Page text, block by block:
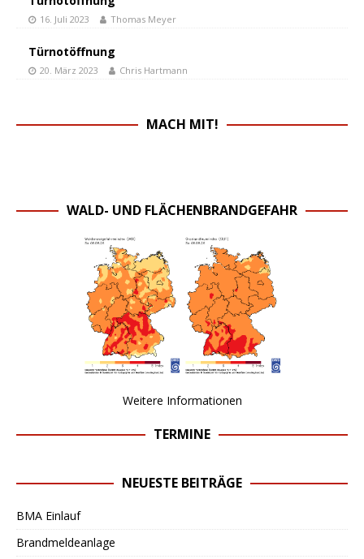
16. Juli 2023 Thomas Meyer
Türnotöffnung
20. März 2023 Chris Hartmann
MACH MIT!
WALD- UND FLÄCHENBRANDGEFAHR
Weitere Informationen
TERMINE
NEUESTE BEITRÄGE
BMA Einlauf
Brandmeldeanlage